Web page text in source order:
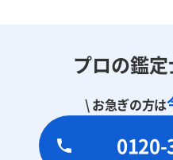
プロの鑑
\ お急ぎの方は
0120-